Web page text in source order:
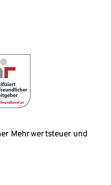
Mehrwertsteuer und